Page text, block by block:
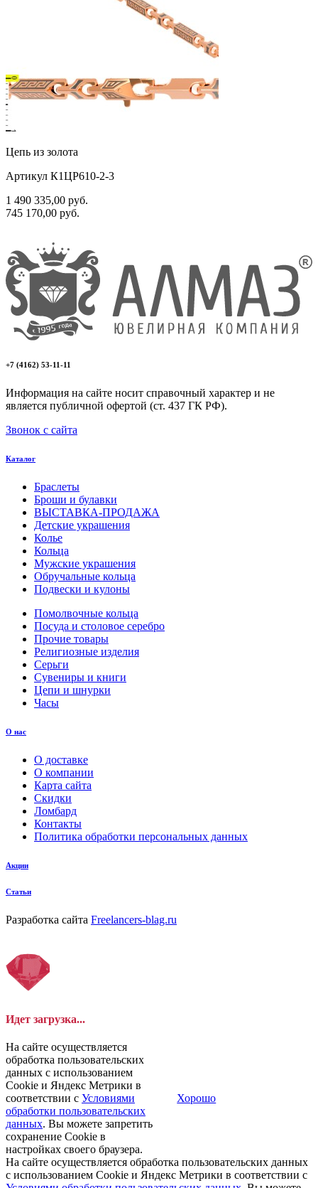
Цепь из золота
Артикул К1ЦР610-2-3
1 490 335,00 руб.
745 170,00 руб.
+7 (4162) 53-11-11
Информация на сайте носит справочный характер и не
является публичной офертой (ст. 437 ГК РФ).
Звонок с сайта
Каталог
Браслеты
Броши и булавки
ВЫСТАВКА-ПРОДАЖА
Детские украшения
Колье
Кольца
Мужские украшения
Обручальные кольца
Подвески и кулоны
Помолвочные кольца
Посуда и столовое серебро
Прочие товары
Религиозные изделия
Серьги
Сувениры и книги
Цепи и шнурки
Часы
О нас
О доставке
О компании
Карта сайта
Скидки
Ломбард
Контакты
Политика обработки персональных данных
Акции
Статьи
Разработка сайта Freelancers-blag.ru
Идет загрузка...
На сайте осуществляется
обработка пользовательских
данных с использованием
Cookie и Яндекс Метрики в
соответствии с Условиями
обработки пользовательских
данных. Вы можете запретить
сохранение Cookie в
настройках своего браузера.
Хорошо
На сайте осуществляется обработка пользовательских данных
с использованием Cookie и Яндекс Метрики в соответствии с